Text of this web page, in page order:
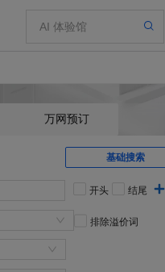
万网预订
基础搜索
开头 结尾
排除溢价词